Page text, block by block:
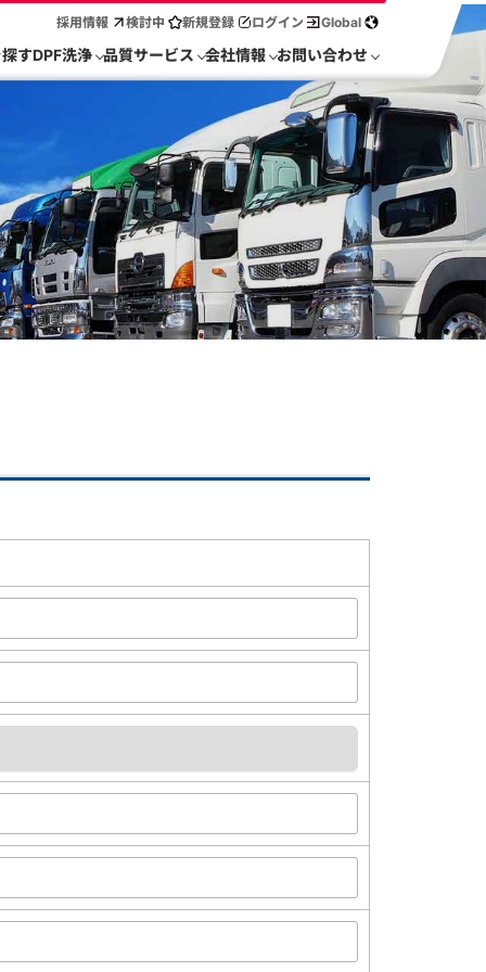
採用情報 検討中 新規登録 ログイン Global
すDPF洗浄 品質サービス 会社情報 お問い合わせ